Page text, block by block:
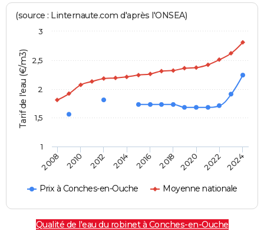
Tarif de l'eau (€/m3)
(source : Linternaute.com d'après l'ONSEA)
Prix à Conches-en-Ouche Moyenne nationale
2008 2010 2012 2014 2016 2018 2020 2022 2024
1
1,5
2
2,5
3
Qualité de l'eau du robinet à Conches-en-Ouche